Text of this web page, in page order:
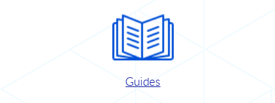
Guides